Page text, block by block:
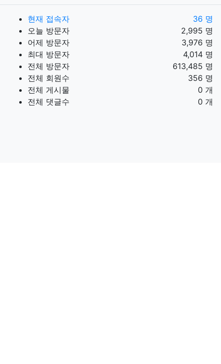
현재 접속자
36 명
오늘 방문자
2,995 명
어제 방문자
3,976 명
최대 방문자
4,014 명
전체 방문자
613,485 명
전체 회원수
356 명
전체 게시물
0 개
전체 댓글수
0 개